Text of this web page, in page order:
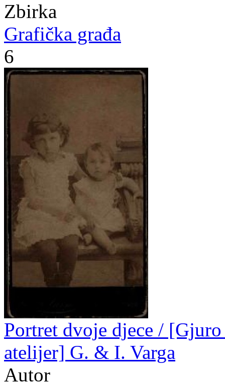
Zbirka
Grafička građa
6
Portret dvoje djece /
atelijer] G. & I. Varga
Autor